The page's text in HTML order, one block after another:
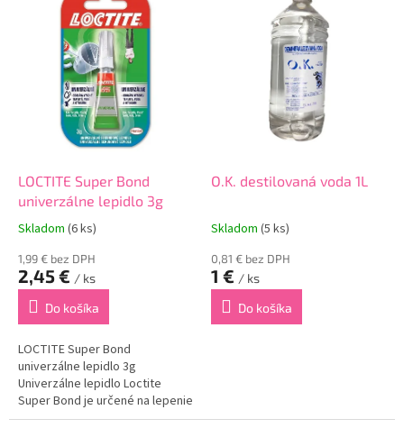
LOCTITE Super Bond
univerzálne lepidlo 3g
Skladom (6 ks)
1,99 € bez DPH
2,45 € / ks
Do košíka
LOCTITE Super Bond
univerzálne lepidlo 3g
Univerzálne lepidlo Loctite
Super Bond je určené na lepenie
porcelánu, keramiky, plastu,
O.K. destilovaná voda 1L
Skladom (5 ks)
0,81 € bez DPH
1 € / ks
Do košíka